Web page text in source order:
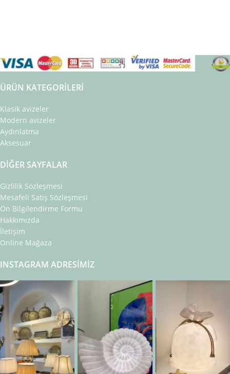
ÜRÜN KATEGORILERI
Klasik avizeler
Modern avizeler
Aydınlatma
Aksesuar
DIĞER SAYFALAR
Gizlilik Sözleşmesi
Mesafeli Satış Sözleşmesi
Ön Bilgilendirme Formu
Hakkımızda
İletişim
Online Mağaza
INSTAGRAM ADRESIMIZ